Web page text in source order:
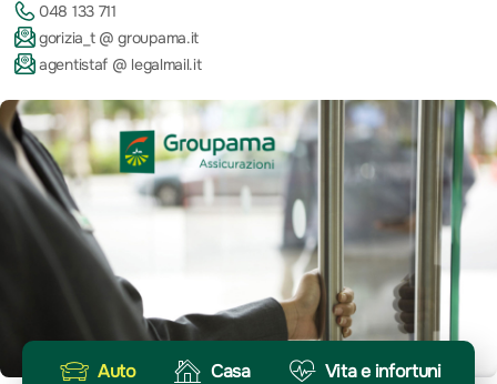
048 133 711
gorizia_t @ groupama.it
agentistaf @ legalmail.it
Auto Casa Vita e infortuni